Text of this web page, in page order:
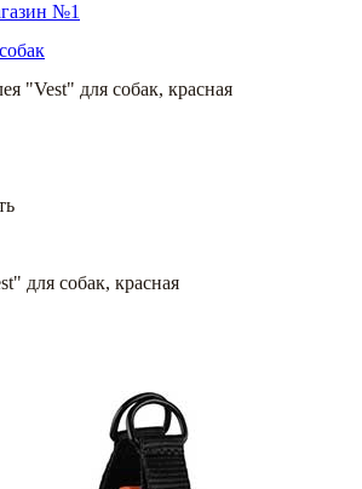
№1
"Vest" для собак, красная
для собак, красная